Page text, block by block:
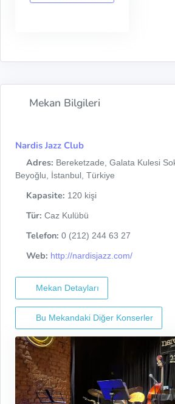
Mekan Bilgileri
Nardis Jazz Club
Adres: Bereketzade, Galata Kulesi
Beyoğlu, İstanbul, Türkiye
Kapasite: 120 kişi
Tür: Caz Kulübü
Telefon: 0 (212) 244 63 27
Web: http://nardisjazz.com/
Mekan Detayları
Bu Mekandaki Diğer Konserler